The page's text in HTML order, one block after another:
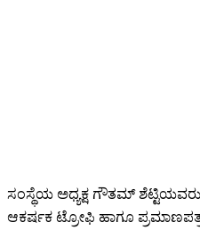
ಸಂಸ್ಥೆಯ ಅಧ್ಯಕ್ಷ ಗೌತಮ್
ಆಕರ್ಷಕ ಟ್ರೋಫಿ ಹಾಗೂ